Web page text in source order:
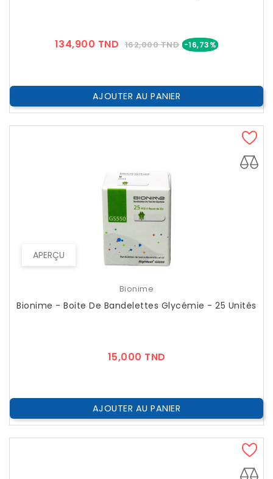
134,900 TND Prix
162,000 TND -16,73%Prix
AJOUTER AU PANIER
APERÇU
Bionime
Bionime - Boite De Bandelettes Glycémie - 25 Unités
15,000 TND
AJOUTER AU PANIER